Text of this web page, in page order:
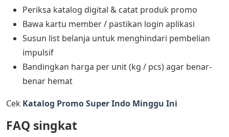
Periksa katalog digital & catat produk promo
Bawa kartu member / pastikan login aplikasi
Susun list belanja untuk menghindari pembelian
impulsif
Bandingkan harga per unit (kg / pcs) agar benar-
benar hemat
Cek Katalog Promo Super Indo Minggu Ini
FAQ singkat